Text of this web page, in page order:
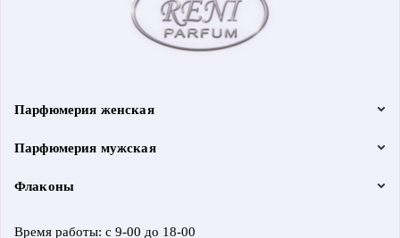
Парфюмерия женская
Парфюмерия мужская
Флаконы
Время работы: с 9-00 до 18-00